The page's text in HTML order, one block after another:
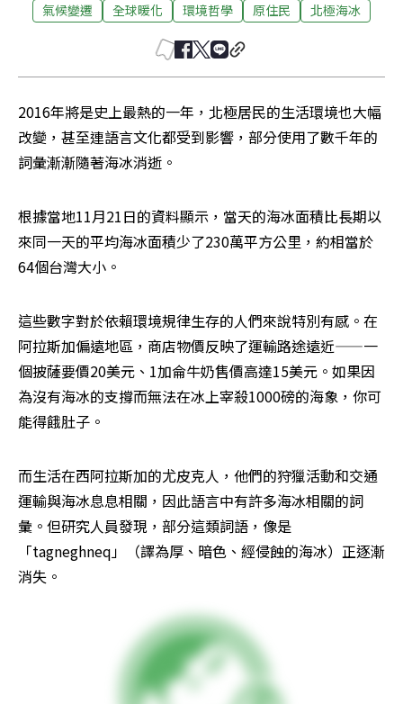
氣候變遷 全球暖化 環境哲學 原住民 北極海冰
2016年將是史上最熱的一年，北極居民的生活環境也大幅
改變，甚至連語言文化都受到影響，部分使用了數千年的
詞彙漸漸隨著海冰消逝。
根據當地11月21日的資料顯示，當天的海冰面積比長期以
來同一天的平均海冰面積少了230萬平方公里，約相當於
64個台灣大小。
這些數字對於依賴環境規律生存的人們來說特別有感。在
阿拉斯加偏遠地區，商店物價反映了運輸路途遠近——一
個披薩要價20美元、1加侖牛奶售價高達15美元。如果因
為沒有海冰的支撐而無法在冰上宰殺1000磅的海象，你可
能得餓肚子。
而生活在西阿拉斯加的尤皮克人，他們的狩獵活動和交通
運輸與海冰息息相關，因此語言中有許多海冰相關的詞
彙。但研究人員發現，部分這類詞語，像是
「tagneghneq」（譯為厚、暗色、經侵蝕的海冰）正逐漸
消失。